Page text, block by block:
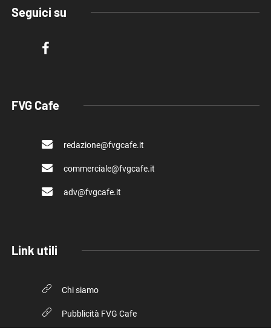
Seguici su
FVG Cafe
redazione@fvgcafe.it
commerciale@fvgcafe.it
adv@fvgcafe.it
Link utili
Chi siamo
Pubblicità FVG Cafe